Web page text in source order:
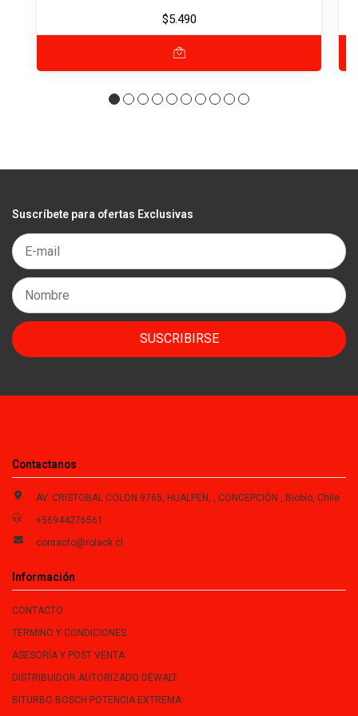
$5.490
Suscríbete para ofertas Exclusivas
SUSCRIBIRSE
Contactanos
AV. CRISTOBAL COLON 9765, HUALPEN, , CONCEPCIÓN , Biobío, Chile
+56944276561
contacto@rolack.cl
Información
CONTACTO
TERMINO Y CONDICIONES
ASESORÍA Y POST VENTA
DISTRIBUIDOR AUTORIZADO DEWALT
BITURBO BOSCH POTENCIA EXTREMA